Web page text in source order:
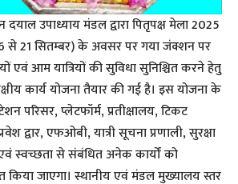
दयाल उपाध्याय मंडल द्वारा पितृपक्ष मेला 2025
से 21 सितम्बर) के अवसर पर गया जंक्शन पर
एवं आम यात्रियों की सुविधा सुनिश्चित करने हेतु
कार्य योजना तैयार की गई है। इस योजना के
परिसर, प्लेटफॉर्म, प्रतीक्षालय, टिकट
द्वार, एफओबी, यात्री सूचना प्रणाली, सुरक्षा
स्वच्छता से संबंधित अनेक कार्यों को
किया जाएगा। स्थानीय एवं मंडल मुख्यालय स्तर